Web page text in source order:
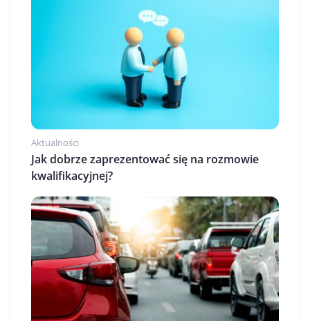
Aktualności
Jak dobrze zaprezentować się na rozmowie
kwalifikacyjnej?